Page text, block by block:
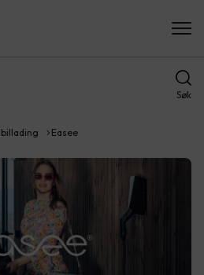
Søk
Easee